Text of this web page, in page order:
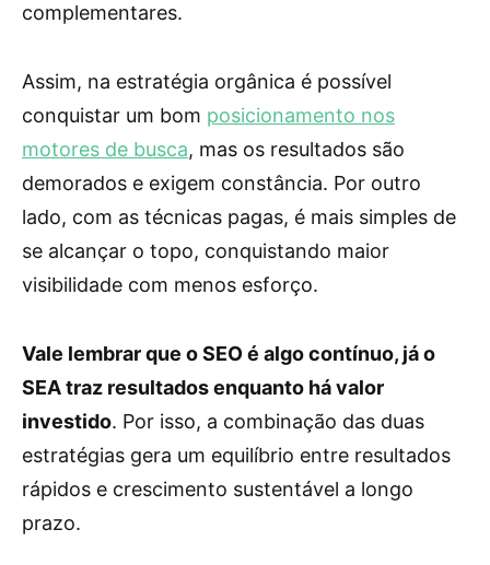
complementares.
Assim, na estratégia orgânica é possível
conquistar um bom posicionamento nos
motores de busca, mas os resultados são
demorados e exigem constância. Por outro
lado, com as técnicas pagas, é mais simples de
se alcançar o topo, conquistando maior
visibilidade com menos esforço.
Vale lembrar que o SEO é algo contínuo, já o
SEA traz resultados enquanto há valor
investido. Por isso, a combinação das duas
estratégias gera um equilíbrio entre resultados
rápidos e crescimento sustentável a longo
prazo.